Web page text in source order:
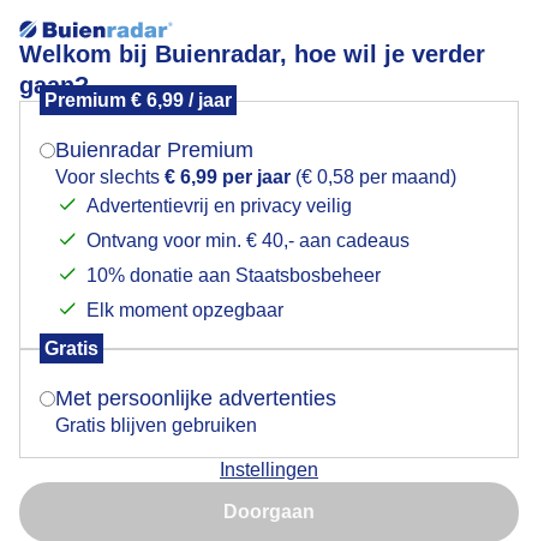
Welkom bij Buienradar, hoe wil je verder
gaan?
Premium € 6,99 / jaar
Buienradar Premium
Voor slechts € 6,99 per jaar (€ 0,58 per maand)
Advertentievrij en privacy veilig
Ontvang voor min. € 40,- aan cadeaus
10% donatie aan Staatsbosbeheer
Elk moment opzegbaar
Gratis
Met persoonlijke advertenties
Gratis blijven gebruiken
Instellingen
Doorgaan
Veel kijkers bij het Julianakanaal.
Werkzaamheden liggen op schema.
Mogen we je locatie gebruiken voor het
Indien je hier nog geen akkoord op hebt gegeven,
verschijnt er zo een pop-up uit je browser waarin
Is goed, toon de popup
Nu niet, misschien later